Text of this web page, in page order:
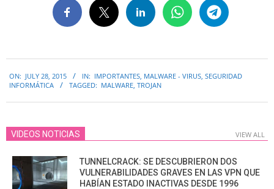
07-
ON: JULY 28, 2015 IN: IMPORTANTES, MALWARE - VIRUS, SEGURIDAD
INFORMÁTICA
TAGGED: MALWARE, TROJAN
VIDEOS NOTICIAS VIEW ALL
TUNNELCRACK: SE DESCUBRIERON DOS
VULNERABILIDADES GRAVES EN LAS VPN QUE
HABÍAN ESTADO INACTIVAS DESDE 1996